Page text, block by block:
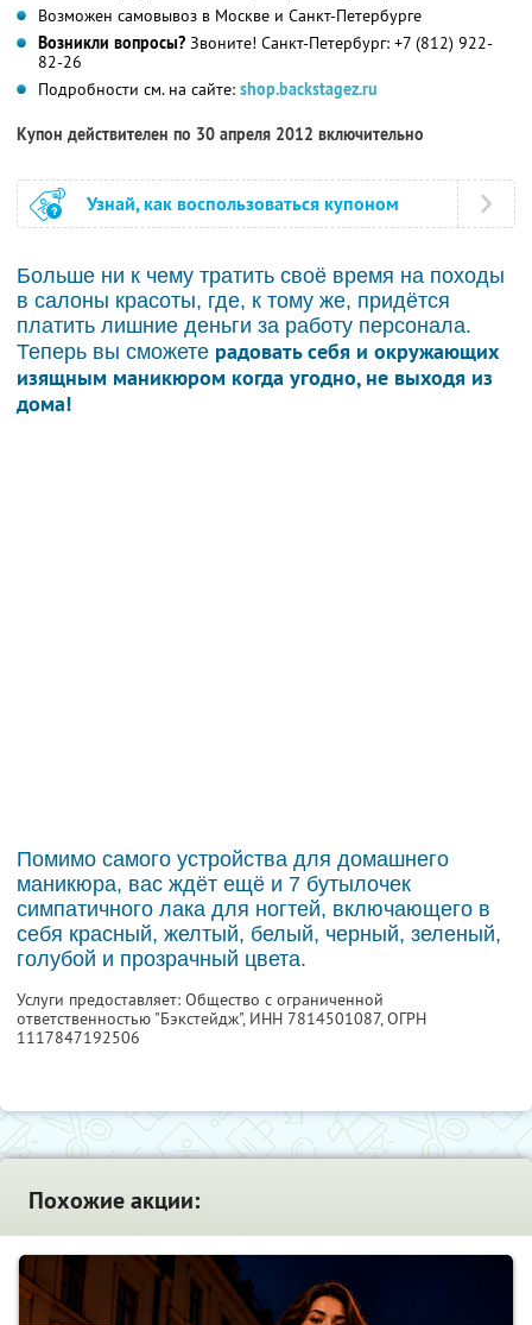
Возможен самовывоз в Москве и Санкт-Петербурге
Возникли вопросы? Звоните! Санкт-Петербург: +7 (812) 922-
82-26
Подробности см. на сайте: shop.backstagez.ru
Купон действителен по 30 апреля 2012 включительно
Узнай, как воспользоваться купоном
Больше ни к чему тратить своё время на походы
в салоны красоты, где, к тому же, придётся
платить лишние деньги за работу персонала.
Теперь вы сможете радовать себя и окружающих
изящным маникюром когда угодно, не выходя из
дома!
Помимо самого устройства для домашнего
маникюра, вас ждёт ещё и 7 бутылочек
симпатичного лака для ногтей, включающего в
себя красный, желтый, белый, черный, зеленый,
голубой и прозрачный цвета.
Услуги предоставляет: Общество с ограниченной
ответственностью "Бэкстейдж", ИНН 7814501087, ОГРН
1117847192506
Похожие акции: